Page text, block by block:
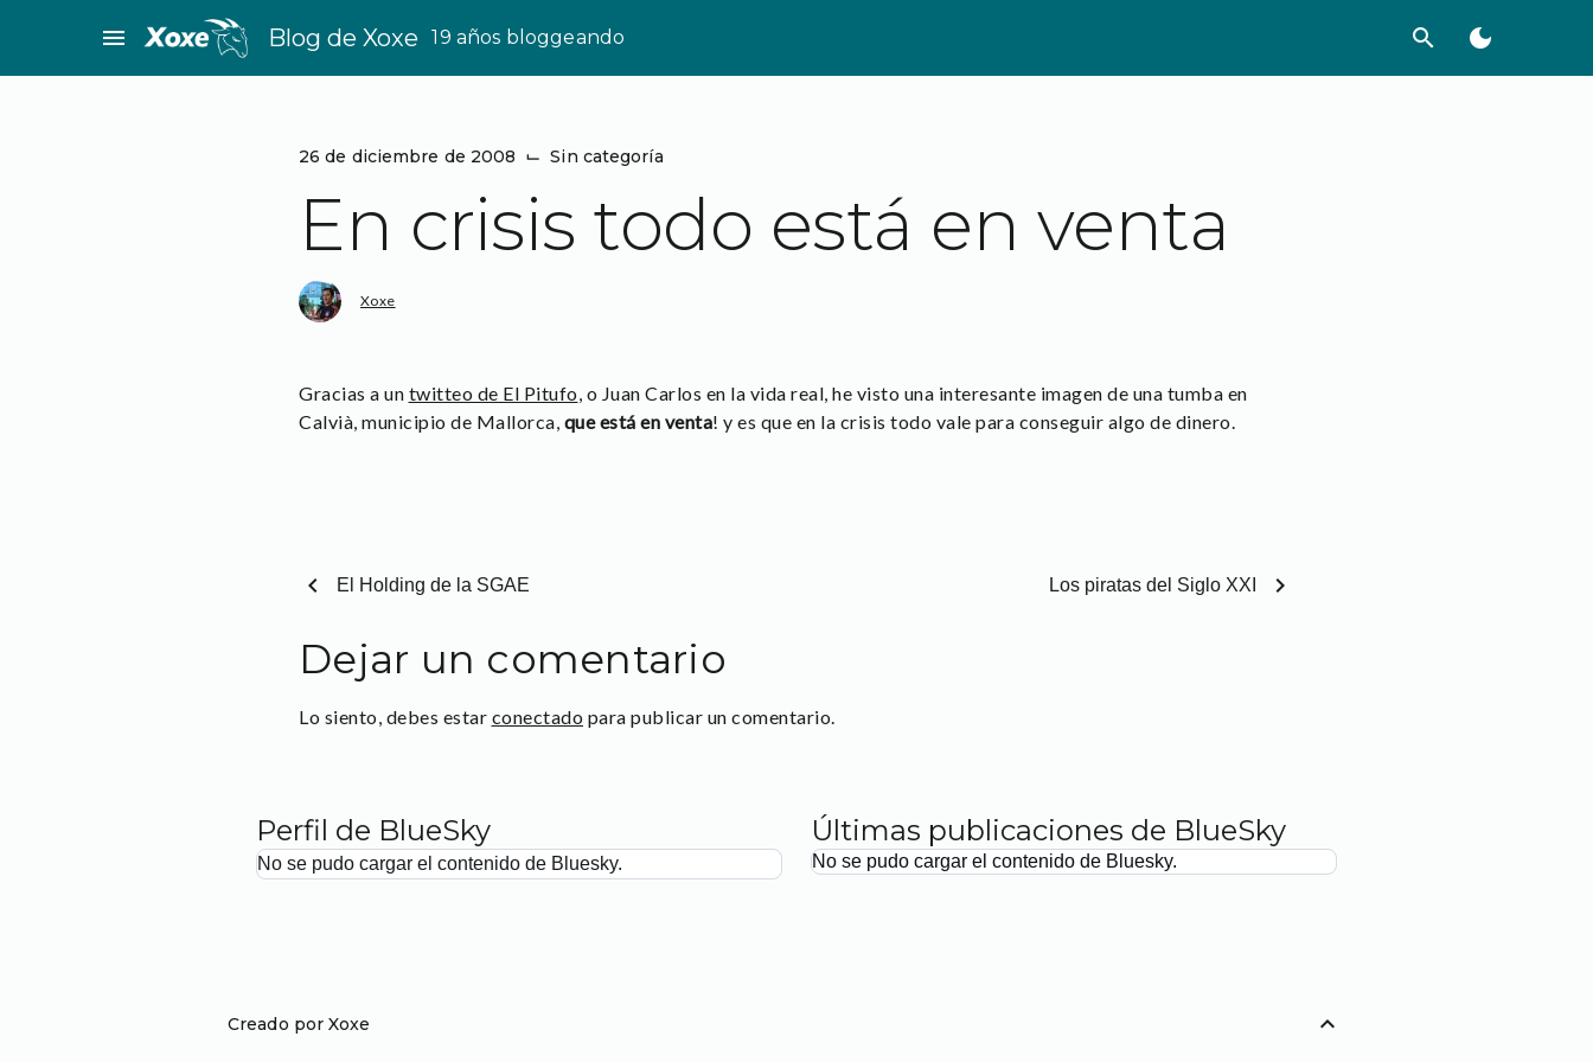
menu Blog de Xoxe 19 años bloggeando search dark_mode
26 de diciembre de 2008 ⌙ Sin categoría
En crisis todo está en venta
Xoxe
Gracias a un twitteo de El Pitufo, o Juan Carlos en la vida real, he visto una interesante imagen de una tumba en
Calvià, municipio de Mallorca, que está en venta! y es que en la crisis todo vale para conseguir algo de dinero.
chevron_left El Holding de la SGAE Los piratas del Siglo XXI chevron_right
Dejar un comentario
Lo siento, debes estar conectado para publicar un comentario.
Perfil de BlueSky
No se pudo cargar el contenido de Bluesky.
Últimas publicaciones de BlueSky
No se pudo cargar el contenido de Bluesky.
Creado por Xoxe expand_less